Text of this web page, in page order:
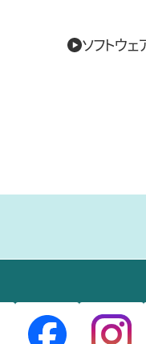
ソフトウ